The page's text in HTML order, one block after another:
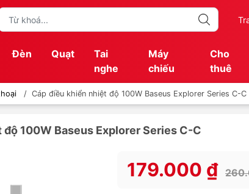
Đèn Quạt
Tai
nghe
Máy
chiếu
Cho
thuê
/ Cáp điều khiển nhiệt độ 100W Baseus Explorer Series C-C
100W Baseus Explorer Series C-C
179.000 ₫